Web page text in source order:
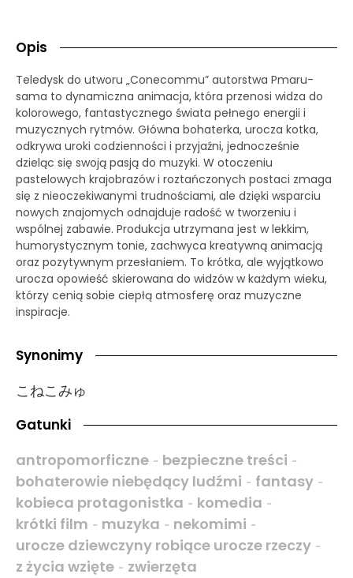
Opis
Teledysk do utworu „Conecommu” autorstwa Pmaru-
sama to dynamiczna animacja, która przenosi widza do
kolorowego, fantastycznego świata pełnego energii i
muzycznych rytmów. Główna bohaterka, urocza kotka,
odkrywa uroki codzienności i przyjaźni, jednocześnie
dzieląc się swoją pasją do muzyki. W otoczeniu
pastelowych krajobrazów i roztańczonych postaci zmaga
się z nieoczekiwanymi trudnościami, ale dzięki wsparciu
nowych znajomych odnajduje radość w tworzeniu i
wspólnej zabawie. Produkcja utrzymana jest w lekkim,
humorystycznym tonie, zachwyca kreatywną animacją
oraz pozytywnym przesłaniem. To krótka, ale wyjątkowo
urocza opowieść skierowana do widzów w każdym wieku,
którzy cenią sobie ciepłą atmosferę oraz muzyczne
inspiracje.
Synonimy
こねこみゅ
Gatunki
antropomorficzne - bezpieczne treści -
bohaterowie niebędący ludźmi - fantasy -
kobieca protagonistka - komedia -
krótki film - muzyka - nekomimi -
urocze dziewczyny robiące urocze rzeczy -
z życia wzięte - zwierzęta